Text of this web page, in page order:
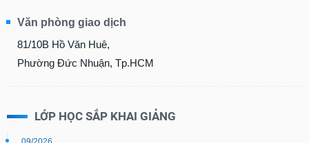
Văn phòng giao dịch
81/10B Hồ Văn Huê,
Phường Đức Nhuận, Tp.HCM
LỚP HỌC SẮP KHAI GIẢNG